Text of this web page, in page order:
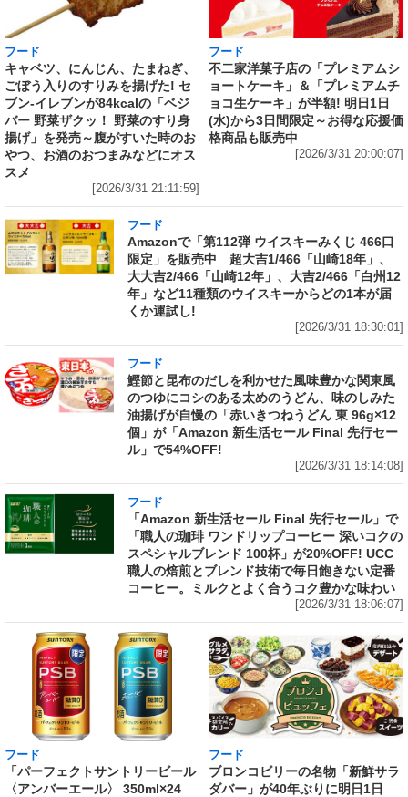
フード
キャベツ、にんじん、たまねぎ、
ごぼう入りのすりみを揚げた! セ
ブン‐イレブンが84kcalの「ベジ
バー 野菜ザクッ！ 野菜のすり身
揚げ」を発売～腹がすいた時のお
やつ、お酒のおつまみなどにオス
スメ
[2026/3/31 21:11:59]
フード
不二家洋菓子店の「プレミアムシ
ョートケーキ」＆「プレミアムチ
ョコ生ケーキ」が半額! 明日1日
(水)から3日間限定～お得な応援価
格商品も販売中
[2026/3/31 20:00:07]
フード
Amazonで「第112弾 ウイスキーみくじ 466口
限定」を販売中 超大吉1/466「山崎18年」、
大大吉2/466「山崎12年」、大吉2/466「白州12
年」など11種類のウイスキーからどの1本が届
くか運試し!
[2026/3/31 18:30:01]
フード
鰹節と昆布のだしを利かせた風味豊かな関東風
のつゆにコシのある太めのうどん、味のしみた
油揚げが自慢の「赤いきつねうどん 東 96g×12
個」が「Amazon 新生活セール Final 先行セー
ル」で54%OFF!
[2026/3/31 18:14:08]
フード
「Amazon 新生活セール Final 先行セール」で
「職人の珈琲 ワンドリップコーヒー 深いコクの
スペシャルブレンド 100杯」が20%OFF! UCC
職人の焙煎とブレンド技術で毎日飽きない定番
コーヒー。ミルクとよく合うコク豊かな味わい
[2026/3/31 18:06:07]
フード
「パーフェクトサントリービール
〈アンバーエール〉 350ml×24
フード
ブロンコビリーの名物「新鮮サラ
ダバー」が40年ぶりに明日1日